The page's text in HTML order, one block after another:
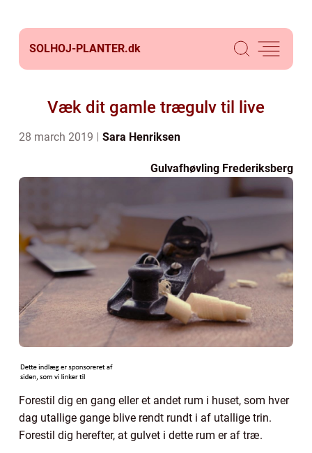
SOLHOJ-PLANTER.dk
Væk dit gamle trægulv til live
28 march 2019 Sara Henriksen
Gulvafhøvling Frederiksberg
Forestil dig en gang eller et andet rum i huset, som hver
dag utallige gange blive rendt rundt i af utallige trin.
Forestil dig herefter, at gulvet i dette rum er af træ.